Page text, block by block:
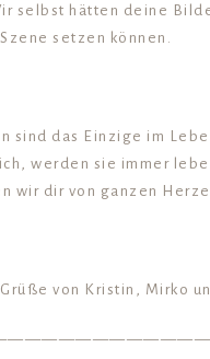
selbst hätten deine
setzen können.
sind das Einzige im
werden sie immer
wir dir von ganzen
von Kristin, Mirko